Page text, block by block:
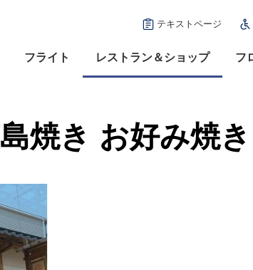
フライト レストラン＆ショップ フ
テキストページ
焼き お好み焼き